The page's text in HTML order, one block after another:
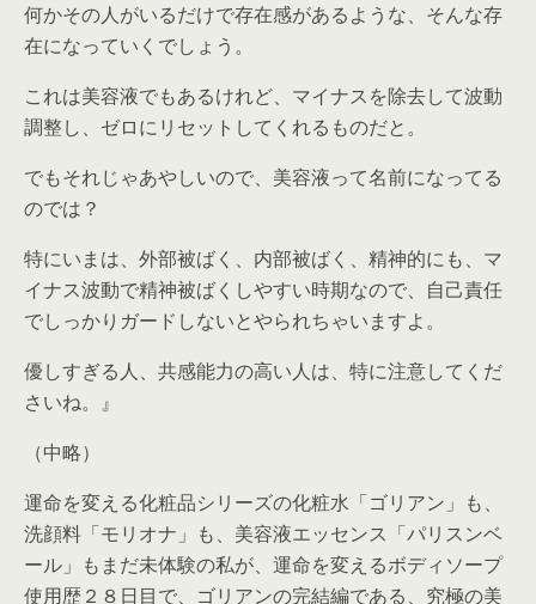
何かその人がいるだけで存在感があるような、そんな存
在になっていくでしょう。
これは美容液でもあるけれど、マイナスを除去して波動
調整し、ゼロにリセットしてくれるものだと。
でもそれじゃあやしいので、美容液って名前になってる
のでは？
特にいまは、外部被ばく、内部被ばく、精神的にも、マ
イナス波動で精神被ばくしやすい時期なので、自己責任
でしっかりガードしないとやられちゃいますよ。
優しすぎる人、共感能力の高い人は、特に注意してくだ
さいね。』
（中略）
運命を変える化粧品シリーズの化粧水「ゴリアン」も、
洗顔料「モリオナ」も、美容液エッセンス「パリスンベ
ール」もまだ未体験の私が、運命を変えるボディソープ
使用歴２８日目で、ゴリアンの完結編である、究極の美